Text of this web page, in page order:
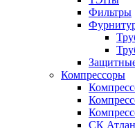
Фильтры
Компрессоры
СК